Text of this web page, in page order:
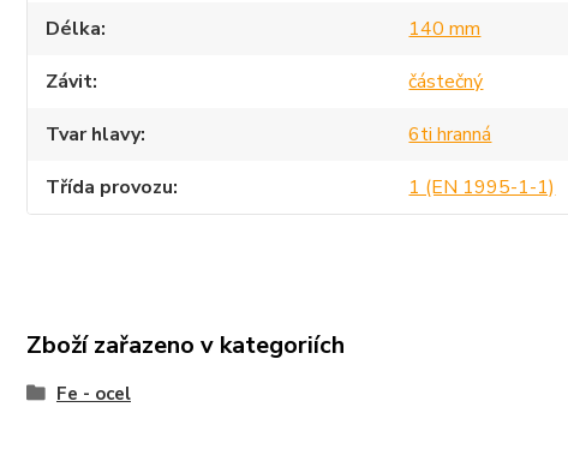
Délka
140 mm
Závit
částečný
Tvar hlavy
6ti hranná
Třída provozu
1 (EN 1995-1-1)
Zboží zařazeno v kategoriích
Fe - ocel